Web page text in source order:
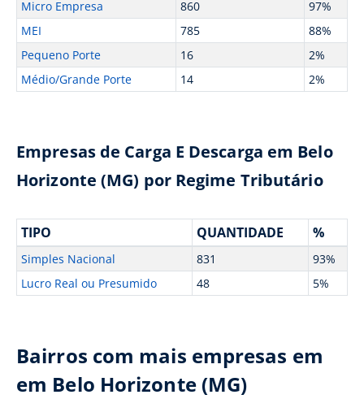
Micro Empresa 860
97%
MEI
785
88%
Pequeno Porte
16
2%
Médio/Grande Porte
14 2%
Empresas de Carga E Descarga em Belo
Horizonte (MG) por Regime Tributário
TIPO QUANTIDADE %
Simples Nacional 831
93%
Lucro Real ou Presumido
48 5%
Bairros com mais empresas em
em Belo Horizonte (MG)